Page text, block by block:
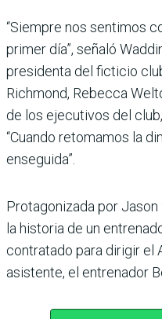
“Siempre nos sentimos
primer día”, señaló
presidenta del ficticio
Richmond, Rebecca
de los ejecutivos del
“Cuando retomamos la
enseguida”.
Protagonizada por Jason
la historia de un
contratado para dirigir el
asistente, el entrenador